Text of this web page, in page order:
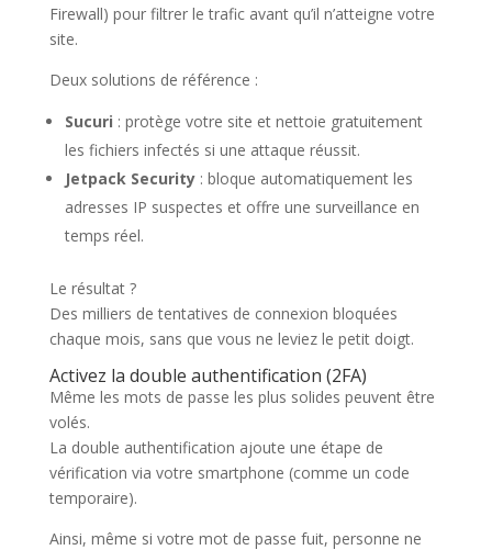
Firewall) pour filtrer le trafic avant qu’il n’atteigne votre
site.
Deux solutions de référence :
Sucuri : protège votre site et nettoie gratuitement
les fichiers infectés si une attaque réussit.
Jetpack Security: bloque automatiquement les
adresses IP suspectes et offre une surveillance en
temps réel.
Le résultat ?
Des milliers de tentatives de connexion bloquées
chaque mois, sans que vous ne leviez le petit doigt.
Activez la double authentification (2FA)
Même les mots de passe les plus solides peuvent être
volés.
La double authentification ajoute une étape de
vérification via votre smartphone (comme un code
temporaire).
Ainsi, même si votre mot de passe fuit, personne ne